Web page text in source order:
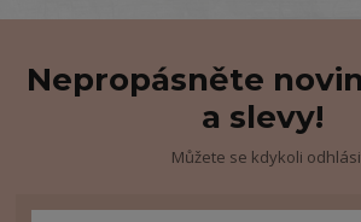
Nepropásněte
a slevy!
Můžete se kdykoli